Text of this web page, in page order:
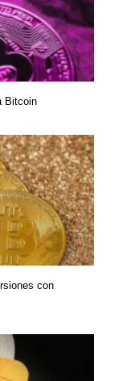
Bitcoin
con